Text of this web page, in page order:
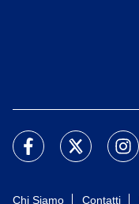
Chi Siamo Contatti